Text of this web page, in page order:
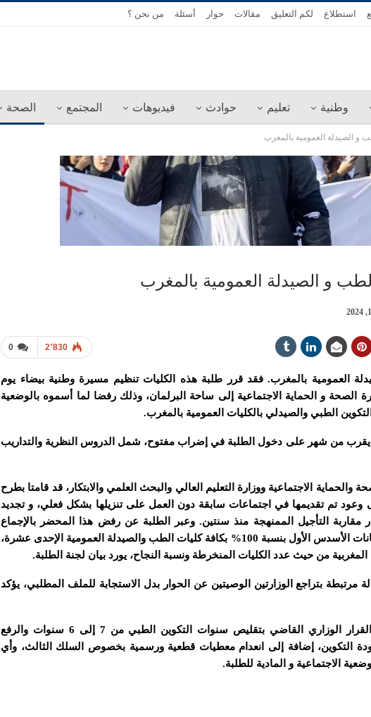
استطلاع لكم التعليق مقالات حوار أسئلة من نحن ؟
وطنية تعليم حوادث فيديوهات المجتمع الصحة
و الصيدلة العمومية بالمغرب
و الصيدلة العمومية بالمغرب
0 2٬830
العمومية بالمغرب. فقد قرر طلبة هذه الكليات تنظيم مسيرة وطنية بيضاء يوم
وزارة الصحة و الحماية الاجتماعية إلى ساحة البرلمان، وذلك رفضا لما أسموه بالوضعية
الطبي والصيدلي بالكليات العمومية بالمغرب.
يقرب من شهر على دخول الطلبة في إضراب مفتوح، شمل الدروس النظرية والتداريب
والحماية الاجتماعية ووزارة التعليم العالي والبحث العلمي والابتكار، قد قامتا بطرح
تم تقديمها في اجتماعات سابقة دون العمل على تنزيلها بشكل فعلي، و تجديد
التأجيل الممنهجة منذ سنتين. وعبر الطلبة عن رفض هذا المحضر بالإجماع
المطلق، لتلحقه مقاطعة ناجحة لامتحانات الأسدس الأول بنسبة 100% بكافة كليات الطب والصيدلة العمومية الإحدى عشرة،
من حيث عدد الكليات المنخرطة ونسبة النجاح، يورد بيان لجنة الطلبة.
مرتبطة بتراجع الوزارتين الوصيتين عن الحوار بدل الاستجابة للملف المطلبي، يؤكد
و على رأس نقط الملف المطلبي، القرار الوزاري القاضي بتقليص سنوات التكوين الطبي من 7 إلى 6 سنوات والرفع
التكوين، إضافة إلى انعدام معطيات قطعية ورسمية بخصوص السلك الثالث، وأي
الاجتماعية و المادية للطلبة.